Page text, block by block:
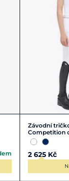
Závodní
Competition
2 625 Kč